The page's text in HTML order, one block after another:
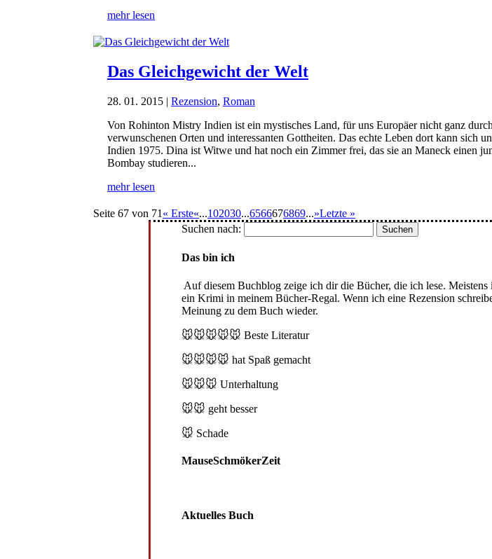
mehr lesen
Das Gleichgewicht der Welt
28. 01. 2015 | Rezension, Roman
Von Rohinton Mistry Indien ist ein mystisches Land, für uns Europäer nicht ganz
verwunschenen Orten und interessanten Gottheiten. Das echte Leben dort kann sich
Indien 1975. Dina ist Witwe und hat noch ein Zimmer frei, das sie an Maneck einen
Bombay studieren...
mehr lesen
Seite 67 von 71 « Erste«...102030...6566676869...»Letzte »
Suchen nach:
Das bin ich
Auf diesem Buchblog zeige ich dir die Bücher, die ich lese.
ein Krimi in meinem Bücher-Regal. Wenn ich eine Rezension
Meinung zu dem Buch wieder.
🐭🐭🐭🐭🐭Beste Literatur
🐭🐭🐭🐭 hat Spaß gemacht
🐭🐭🐭 Unterhaltung
🐭🐭 geht besser
🐭 Schade
MauseSchmökerZeit
Aktuelles Buch